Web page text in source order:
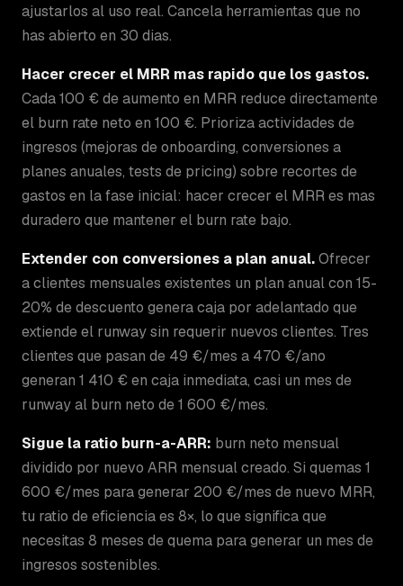
ajustarlos al uso real. Cancela herramientas que no
has abierto en 30 dias.
Hacer crecer el MRR mas rapido que los gastos.
Cada 100 € de aumento en MRR reduce directamente
el burn rate neto en 100 €. Prioriza actividades de
ingresos (mejoras de onboarding, conversiones a
planes anuales, tests de pricing) sobre recortes de
gastos en la fase inicial: hacer crecer el MRR es mas
duradero que mantener el burn rate bajo.
Extender con conversiones a plan anual.Ofrecer
a clientes mensuales existentes un plan anual con 15-
20% de descuento genera caja por adelantado que
extiende el runway sin requerir nuevos clientes. Tres
clientes que pasan de 49 €/mes a 470 €/ano
generan 1 410 € en caja inmediata, casi un mes de
runway al burn neto de 1 600 €/mes.
Sigue la ratio burn-a-ARR: burn neto mensual
dividido por nuevo ARR mensual creado. Si quemas 1
600 €/mes para generar 200 €/mes de nuevo MRR,
tu ratio de eficiencia es 8×, lo que significa que
necesitas 8 meses de quema para generar un mes de
ingresos sostenibles.